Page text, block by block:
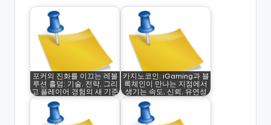
포커의 진화를 이끄는 레볼
루션 홀덤: 기술, 전략, 그리
고 플레이어 경험의 새 기준
카지노코인: iGaming과 블
록체인이 만나는 지점에서
생기는 속도, 신뢰, 유연성